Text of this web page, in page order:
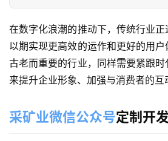
在数字化浪潮的推动下，传统行业正
以期实现更高效的运作和更好的用
古老而重要的行业，同样需要紧跟
来提升企业形象、加强与消费者的互
采矿业微信公众号定制开